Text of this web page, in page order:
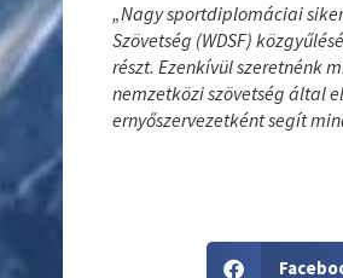
„Nagy sportdiplomáciai
Szövetség (WDSF)
részt. Ezenkívül szeretnénk
nemzetközi szövetség által
ernyőszervezetként segít